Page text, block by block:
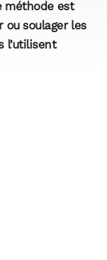
méthode est
soulager les
l’utilisent